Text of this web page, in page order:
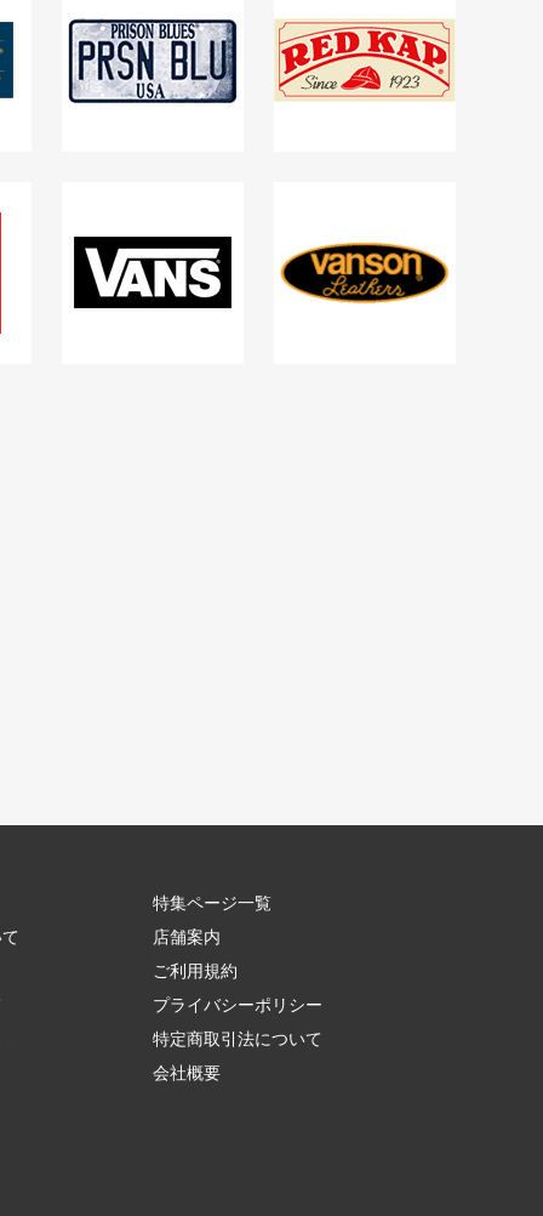
特集ページ一覧
店舗案内
ご利用規約
プライバシーポリシー
特定商取引法について
会社概要